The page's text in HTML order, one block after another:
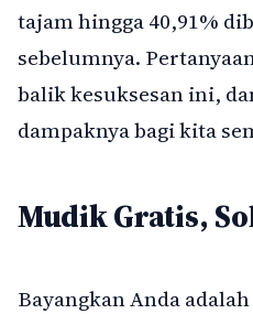
tajam hingga 40,91%
sebelumnya.
balik kesuksesan ini,
dampaknya bagi kita
Mudik Gratis,
Bayangkan Anda